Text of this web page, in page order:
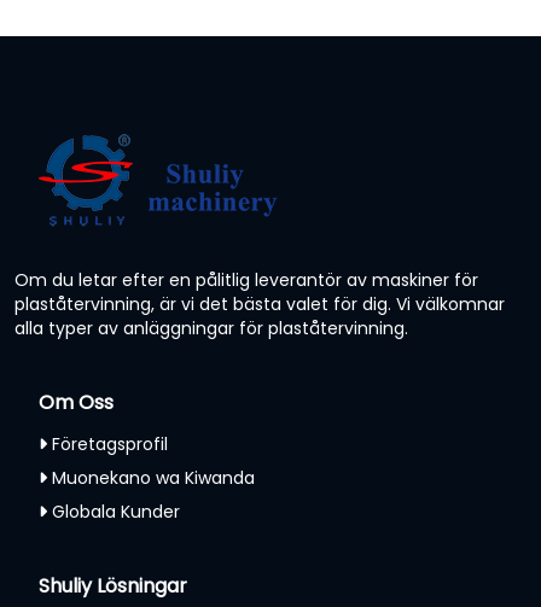
Om du letar efter en pålitlig leverantör av maskiner för
plaståtervinning, är vi det bästa valet för dig. Vi välkomnar
alla typer av anläggningar för plaståtervinning.
Om Oss
Företagsprofil
Muonekano wa Kiwanda
Globala Kunder
Shuliy Lösningar